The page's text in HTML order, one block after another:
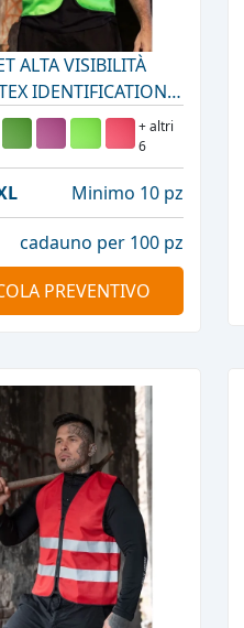
ALTA VISIBILITÀ
IDENTIFICATION
VEST
+ altri
6
Minimo 10 pz
cadauno per 100 pz
PREVENTIVO